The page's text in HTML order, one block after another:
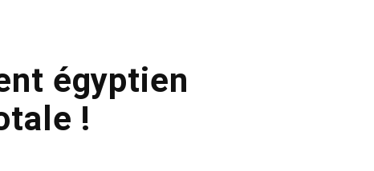
égyptien
!